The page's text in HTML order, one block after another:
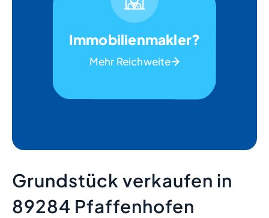
Immobilienmakler?
Mehr Reichweite
Grundstück verkaufen in
89284 Pfaffenhofen